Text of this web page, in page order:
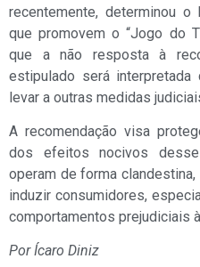
recentemente, determinou
que promovem o “Jogo do
que a não resposta à
estipulado será
levar a outras medidas
A recomendação visa
dos efeitos nocivos
operam de forma
induzir consumidores,
comportamentos prejudiciais
Por Ícaro Diniz